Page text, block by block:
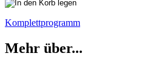
Komplettprogramm
Mehr über...